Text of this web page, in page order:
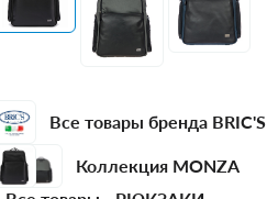
Все товары бренда BRIC'S
Коллекция MONZA